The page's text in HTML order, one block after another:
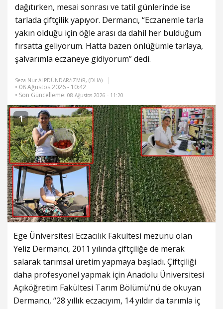
dağıtırken, mesai sonrası ve tatil günlerinde ise
tarlada çiftçilikyapıyor. Dermancı, “Eczanemle tarla
yakın olduğu için öğle arası da dahil her bulduğum
fırsatta geliyorum. Hatta bazen önlüğümle tarlaya,
şalvarımla eczaneye gidiyorum” dedi.
Seza Nur ALPDÜNDAR/İZMİR, (DHA)-
• 08 Ağustos 2026 - 10:42
• Son Güncelleme: 08 Ağustos 2026 - 11:20
1
Ege Üniversitesi Eczacılık Fakültesi mezunu olan
Yeliz Dermancı, 2011 yılında çiftçiliğe de merak
salarak tarımsal üretim yapmaya başladı. Çiftçiliği
daha profesyonel yapmak için Anadolu Üniversitesi
Açıköğretim Fakültesi Tarım Bölümü’nü de okuyan
Dermancı, “28 yıllık eczacıyım, 14 yıldır da tarımla iç